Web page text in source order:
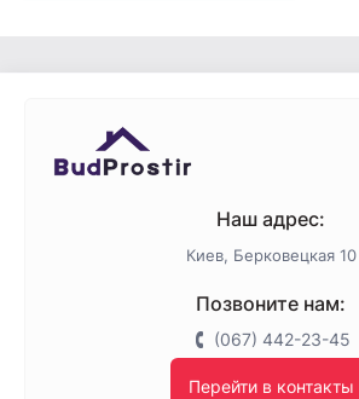
Наш адрес:
Киев, Берковецкая 10
Позвоните нам:
(067) 442-23-45
Перейти в контакты